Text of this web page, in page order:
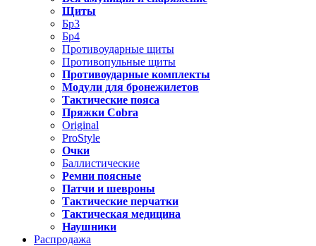
Щиты
Бр3
Бр4
Противоударные щиты
Противопульные щиты
Противоударные комплекты
Модули для бронежилетов
Тактические пояса
Пряжки Cobra
Original
ProStyle
Очки
Баллистические
Ремни поясные
Патчи и шевроны
Тактические перчатки
Тактическая медицина
Наушники
Распродажа